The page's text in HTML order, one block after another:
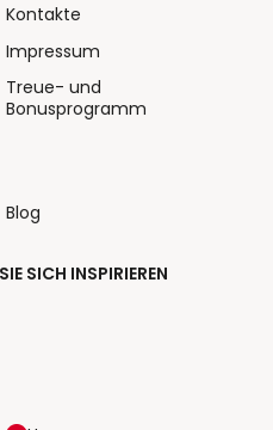
SICH INSPIRIEREN
Kontakte
Impressum
Treue- und
Bonusprogramm
Blog